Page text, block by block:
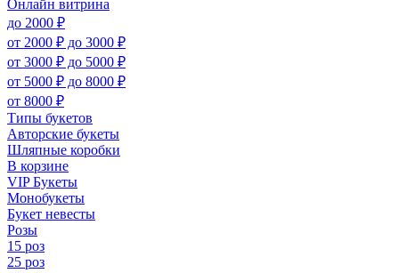
Онлайн витрина
до 2000 ₽
от 2000 ₽ до 3000 ₽
от 3000 ₽ до 5000 ₽
от 5000 ₽ до 8000 ₽
от 8000 ₽
Типы букетов
Авторские букеты
Шляпные коробки
В корзине
VIP Букеты
Монобукеты
Букет невесты
Розы
15 роз
25 роз